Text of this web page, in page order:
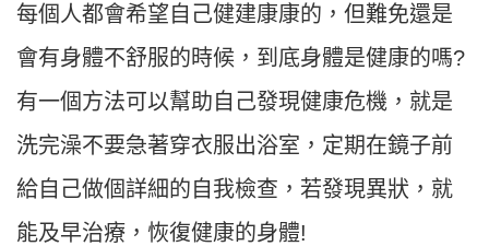
每個人都會希望自己健建康康的，但難免還是
會有身體不舒服的時候，到底身體是健康的嗎?
有一個方法可以幫助自己發現健康危機，就是
洗完澡不要急著穿衣服出浴室，定期在鏡子前
給自己做個詳細的自我檢查，若發現異狀，就
能及早治療，恢復健康的身體!